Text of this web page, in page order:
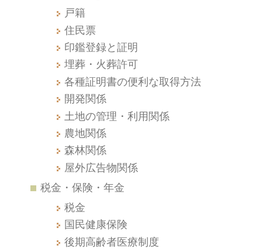
戸籍
住民票
印鑑登録と証明
埋葬・火葬許可
各種証明書の便利な取得方法
開発関係
土地の管理・利用関係
農地関係
森林関係
屋外広告物関係
税金・保険・年金
税金
国民健康保険
後期高齢者医療制度